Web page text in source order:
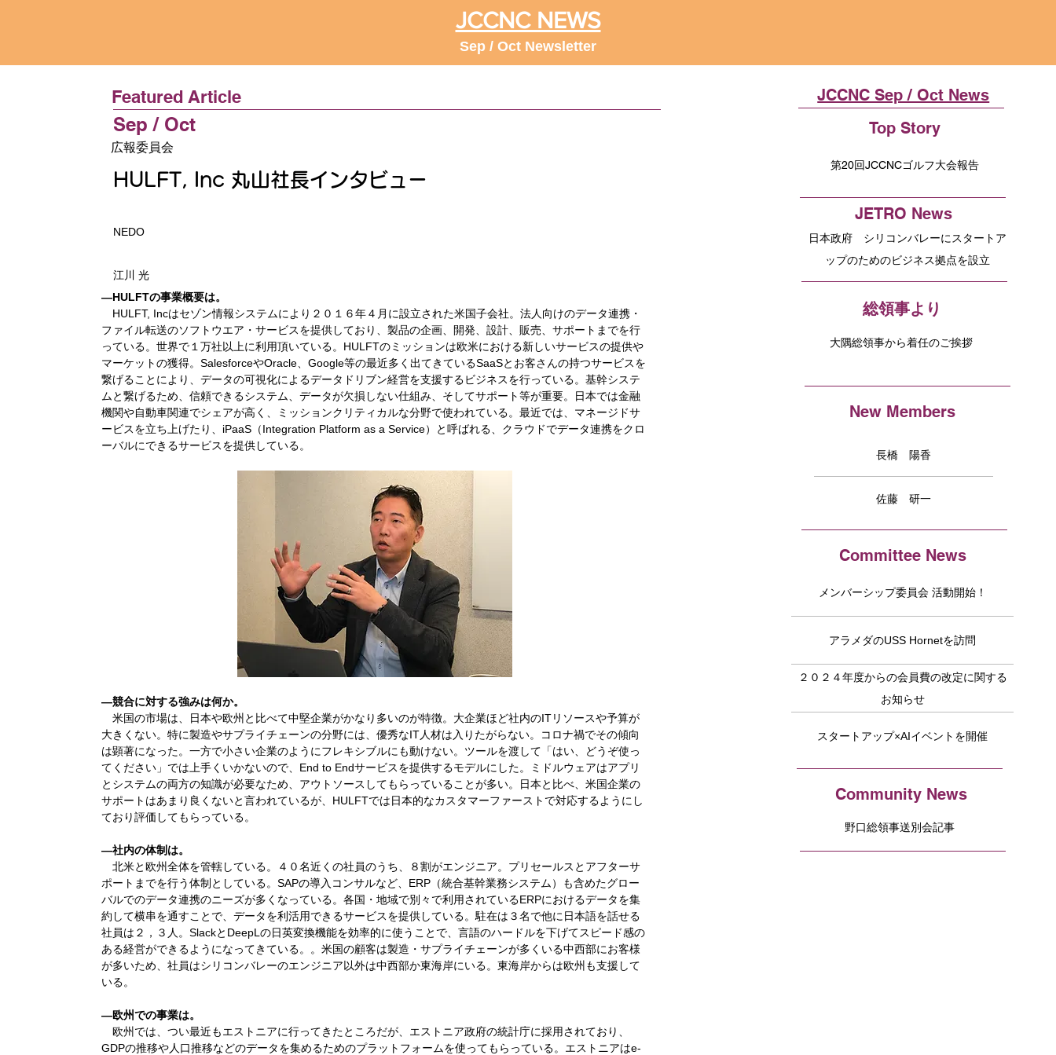
JCCNC NEWS
Sep / Oct Newsletter
Featured Article
Sep / Oct
広報委員会
HULFT, Inc 丸山社長インタビュー
NEDO
江川 光
―HULFTの事業概要は。
HULFT, Incはセゾン情報システムにより２０１６年４月に設立された米国子会社。法人向けのデータ連携・
ファイル転送のソフトウエア・サービスを提供しており、製品の企画、開発、設計、販売、サポートまでを行
っている。世界で１万社以上に利用頂いている。HULFTのミッションは欧米における新しいサービスの提供や
マーケットの獲得。SalesforceやOracle、Google等の最近多く出てきているSaaSとお客さんの持つサービスを
繋げることにより、データの可視化によるデータドリブン経営を支援するビジネスを行っている。基幹システ
ムと繋げるため、信頼できるシステム、データが欠損しない仕組み、そしてサポート等が重要。日本では金融
機関や自動車関連でシェアが高く、ミッションクリティカルな分野で使われている。最近では、マネージドサ
ービスを立ち上げたり、iPaaS（Integration Platform as a Service）と呼ばれる、クラウドでデータ連携をクロ
ーバルにできるサービスを提供している。
―競合に対する強みは何か。
米国の市場は、日本や欧州と比べて中堅企業がかなり多いのが特徴。大企業ほど社内のITリソースや予算が
大きくない。特に製造やサプライチェーンの分野には、優秀なIT人材は入りたがらない。コロナ禍でその傾向
は顕著になった。一方で小さい企業のようにフレキシブルにも動けない。ツールを渡して「はい、どうぞ使っ
てください」では上手くいかないので、End to Endサービスを提供するモデルにした。ミドルウェアはアプリ
とシステムの両方の知識が必要なため、アウトソースしてもらっていることが多い。日本と比べ、米国企業の
サポートはあまり良くないと言われているが、HULFTでは日本的なカスタマーファーストで対応するようにし
ており評価してもらっている。
―社内の体制は。
北米と欧州全体を管轄している。４０名近くの社員のうち、８割がエンジニア。プリセールスとアフターサ
ポートまでを行う体制としている。SAPの導入コンサルなど、ERP（統合基幹業務システム）も含めたグロー
バルでのデータ連携のニーズが多くなっている。各国・地域で別々で利用されているERPにおけるデータを集
約して横串を通すことで、データを利活用できるサービスを提供している。駐在は３名で他に日本語を話せる
社員は２，３人。SlackとDeepLの日英変換機能を効率的に使うことで、言語のハードルを下げてスピード感の
ある経営ができるようになってきている。。米国の顧客は製造・サプライチェーンが多くいる中西部にお客様
が多いため、社員はシリコンバレーのエンジニア以外は中西部か東海岸にいる。東海岸からは欧州も支援して
いる。
―欧州での事業は。
欧州では、つい最近もエストニアに行ってきたところだが、エストニア政府の統計庁に採用されており、
GDPの推移や人口推移などのデータを集めるためのプラットフォームを使ってもらっている。エストニアはe-
JCCNC Sep / Oct News
Top Story
JETRO News
日本政府 シリコンバレーにスタートア
ップのためのビジネス拠点を設立
New Members
長橋 陽香
佐藤 研一
Committee News
メンバーシップ委員会 活動開始！
アラメダのUSS Hornetを訪問
２０２４年度からの会員費の改定に関する
お知らせ
スタートアップ×AIイベントを開催
大隅総領事から着任のご挨拶
総領事より
第20回JCCNCゴルフ大会報告
Community News
野口総領事送別会記事